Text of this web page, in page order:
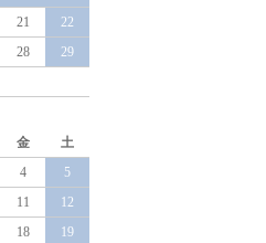
21
22
28
29
金
土
4
5
11
12
18
19